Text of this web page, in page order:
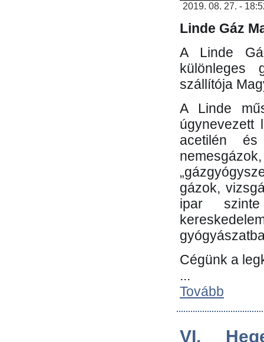
2019. 08. 27. -
Linde Gáz
A Linde
különleges
szállítója
A Linde
úgynevezett
acetilén és
gázok,
ipar
Cégünk a
...
Tovább
VI.